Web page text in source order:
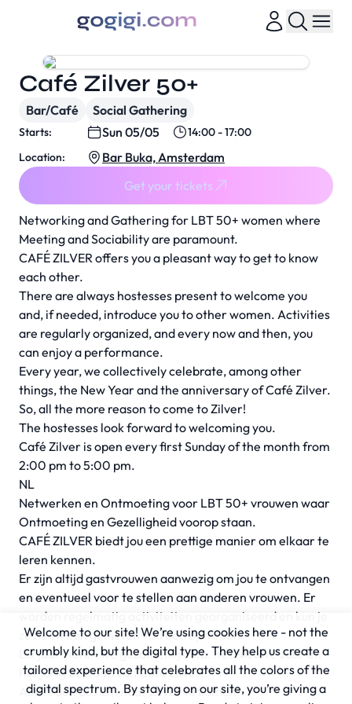
Networking and Gathering for LBT 50+ women where
Meeting and Sociability are paramount.
CAFÉ ZILVER offers you a pleasant way to get to know
each other.
There are always hostesses present to welcome you
and, if needed, introduce you to other women. Activities
are regularly organized, and every now and then, you
can enjoy a performance.
Every year, we collectively celebrate, among other
things, the New Year and the anniversary of Café Zilver.
So, all the more reason to come to Zilver!
The hostesses look forward to welcoming you.
Café Zilver is open every first Sunday of the month from
2:00 pm to 5:00 pm.
NL
Netwerken en Ontmoeting voor LBT 50+ vrouwen waar
Ontmoeting en Gezelligheid voorop staan.
CAFÉ ZILVER biedt jou een prettige manier om elkaar te
leren kennen.
Er zijn altijd gastvrouwen aanwezig om jou te ontvangen
en eventueel voor te stellen aan anderen vrouwen. Er
worden regelmatig activiteiten georganiseerd en kun je
zo nu en dan genieten van een optreden.
Elk jaar vieren we gezamenlijk o.a. het Nieuwe Jaar en
het jarig bestaan van Café Zilver.
Alle reden dus om naar Zilver te komen!
Café Zilver 50+
Bar/Café Social Gathering
Starts: Sun 05/05
14:00 - 17:00
Location:
Bar Buka, Amsterdam
Get your tickets
Welcome to our site! We’re using cookies here - not the
crumbly kind, but the digital type. They help us create a
tailored experience that celebrates all the colors of the
digital spectrum. By staying on our site, you’re giving a